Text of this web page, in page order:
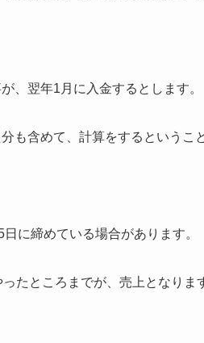
、翌年1月に入金するとします。
も含めて、計算をするというこ
に締めている場合があります。
たところまでが、売上となりま